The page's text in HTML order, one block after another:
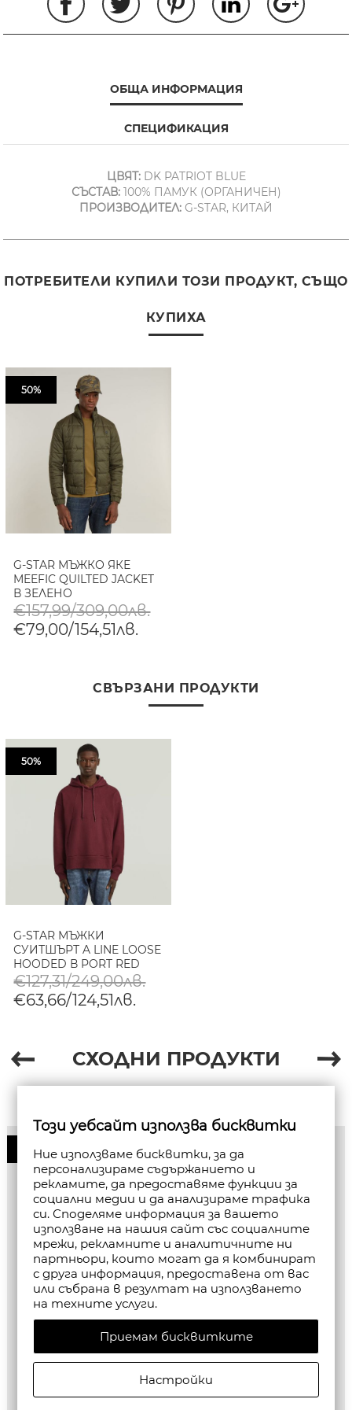
ОБЩА ИНФОРМАЦИЯ
СПЕЦИФИКАЦИЯ
ЦВЯТ:DK PATRIOT BLUE
СЪСТАВ:100% ПАМУК (ОРГАНИЧЕН)
ПРОИЗВОДИТЕЛ: G-STAR, КИТАЙ
ПОТРЕБИТЕЛИ КУПИЛИ ТОЗИ ПРОДУКТ, СЪЩО
КУПИХА
50%
G-STAR МЪЖКО ЯКЕ
MEEFIC QUILTED JACKET
В ЗЕЛЕНО
€157,99/309,00лв.
€79,00/154,51лв.
СВЪРЗАНИ ПРОДУКТИ
50%
G-STAR МЪЖКИ
СУИТШЪРТ A LINE LOOSE
HOODED В PORT RED
€127,31/249,00лв.
€63,66/124,51лв.
СХОДНИ ПРОДУКТИ
50%
Този уебсайт използва бисквитки
Ние използваме бисквитки, за да
персонализираме съдържанието и
рекламите, да предоставяме функции за
социални медии и да анализираме трафика
си. Споделяме информация за вашето
използване на нашия сайт със социалните
мрежи, рекламните и аналитичните ни
партньори, които могат да я комбинират
с друга информация, предоставена от вас
или събрана в резултат на използването
на техните услуги.
Приемам бисквитките
Настройки